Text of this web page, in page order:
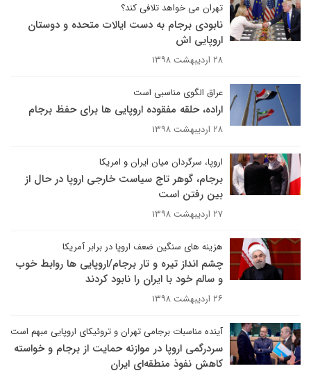
تهران می خواهد تلافی کند؟
نابودی برجام به دست ایالات متحده و دوستان
اروپایی اش
۲۸ اردیبهشت ۱۳۹۸
عراق الگوی مناسبی است
اراده، حلقه مفقوده اروپایی ها برای حفظ برجام
۲۸ اردیبهشت ۱۳۹۸
اروپا، سرگردان میان ایران و امریکا
برجام، گوهر تاج سیاست خارجی اروپا در حال از
بین رفتن است
۲۷ اردیبهشت ۱۳۹۸
هزینه های سنگین ضعف اروپا در برابر آمریکا
چشم انداز تیره و تار برجام/اروپایی ها روابط خوب
و سالم خود با ایران را نابود کردند
۲۶ اردیبهشت ۱۳۹۸
آینده مناسبات برجامی تهران و تروئیکای اروپایی مبهم است
سردرگمی اروپا در موازنه حمایت از برجام و خواسته
کاهش نفوذ منطقه‌ای ایران